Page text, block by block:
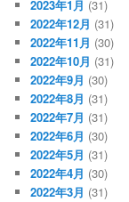
2023年1月 (31)
2022年12月 (31)
2022年11月 (30)
2022年10月 (31)
2022年9月 (30)
2022年8月 (31)
2022年7月 (31)
2022年6月 (30)
2022年5月 (31)
2022年4月 (30)
2022年3月 (31)